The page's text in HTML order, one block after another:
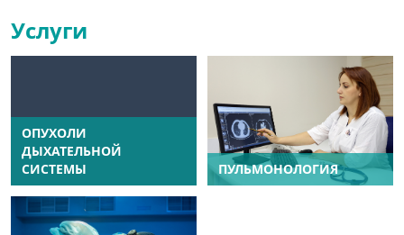
Услуги
ОПУХОЛИ
ДЫХАТЕЛЬНОЙ
СИСТЕМЫ
ПУЛЬМОНОЛОГИЯ